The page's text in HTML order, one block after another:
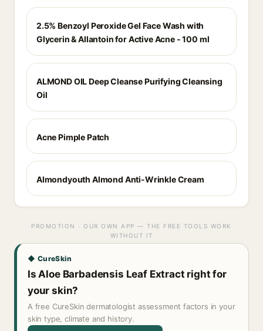
2.5% Benzoyl Peroxide Gel Face Wash with
Glycerin & Allantoin for Active Acne - 100 ml
ALMOND OIL Deep Cleanse Purifying Cleansing
Oil
Acne Pimple Patch
Almondyouth Almond Anti-Wrinkle Cream
PROMOTION · OUR OWN APP — THE FREE TOOLS WORK
WITHOUT IT
◆ CureSkin
Is Aloe Barbadensis Leaf Extract right for
your skin?
A free CureSkin dermatologist assessment factors in your
skin type, climate and history.